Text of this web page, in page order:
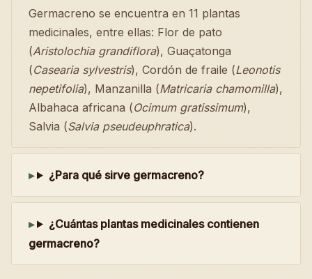
Germacreno se encuentra en 11 plantas
medicinales, entre ellas: Flor de pato
(Aristolochia grandiflora), Guaçatonga
(Casearia sylvestris), Cordón de fraile (Leonotis
nepetifolia), Manzanilla (Matricaria chamomilla),
Albahaca africana (Ocimum gratissimum),
Salvia (Salvia pseudeuphratica).
¿Para qué sirve germacreno?
¿Cuántas plantas medicinales contienen
germacreno?